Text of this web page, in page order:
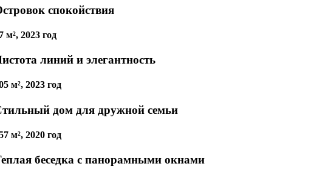
спокойствия
м², 2023 год
линий и элегантность
м², 2023 год
дом для дружной семьи
м², 2020 год
беседка с панорамными окнами